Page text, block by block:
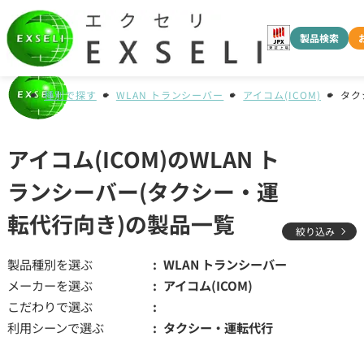
製品検索
種別で探す WLAN トランシーバー アイコム(ICOM) タ
アイコム(ICOM)のWLAN ト
ランシーバー(タクシー・運
転代行向き)の製品一覧
絞り込み
製品種別を選ぶ
WLAN トランシーバー
メーカーを選ぶ
アイコム(ICOM)
こだわりで選ぶ
利用シーンで選ぶ
タクシー・運転代行